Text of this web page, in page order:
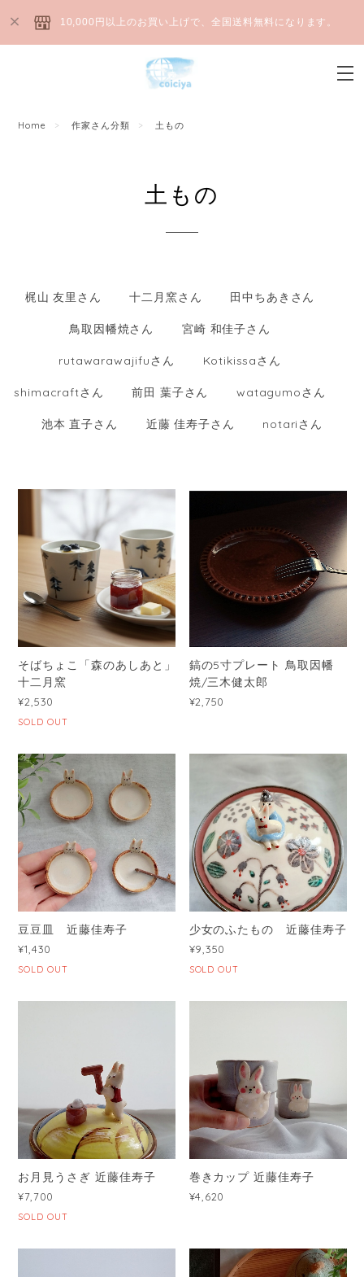
10,000円以上のお買い上げで、全国送料無料になります。
Home 作家さん分類 土もの
土もの
梶山 友里さん 十二月窯さん 田中ちあきさん
鳥取因幡焼さん 宮崎 和佳子さん
rutawarawajifuさん Kotikissaさん
shimacraftさん 前田 葉子さん watagumoさん
池本 直子さん 近藤 佳寿子さん notariさん
そばちょこ「森のあしあと」
十二月窯
¥2,530
SOLD OUT
鎬の5寸プレート 鳥取因幡
焼/三木健太郎
¥2,750
豆豆皿 近藤佳寿子
¥1,430
SOLD OUT
少女のふたもの 近藤佳寿子
¥9,350
SOLD OUT
お月見うさぎ 近藤佳寿子
¥7,700
SOLD OUT
巻きカップ 近藤佳寿子
¥4,620